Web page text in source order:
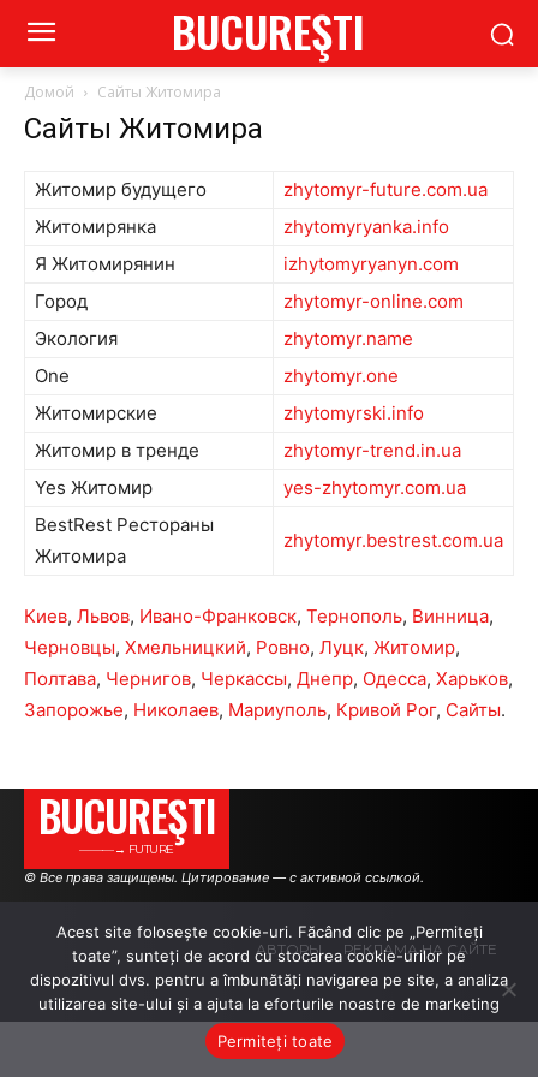
BUCUREŞTI
Домой Сайты Житомира
Сайты Житомира
Житомир будущего
zhytomyr-future.com.ua
Житомирянка
zhytomyryanka.info
Я Житомирянин
izhytomyryanyn.com
Город
zhytomyr-online.com
Экология
zhytomyr.name
One
zhytomyr.one
Житомирские
zhytomyrski.info
Житомир в тренде
zhytomyr-trend.in.ua
Yes Житомир
yes-zhytomyr.com.ua
BestRest Рестораны
Житомира
zhytomyr.bestrest.com.ua
Киев, Львов, Ивано-Франковск, Тернополь, Винница,
Черновцы, Хмельницкий, Ровно, Луцк, Житомир,
Полтава, Чернигов, Черкассы, Днепр, Одесса, Харьков,
Запорожье, Николаев, Мариуполь, Кривой Рог, Сайты.
BUCUREŞTI
———→ FUTURE
© Все права защищены. Цитирование — с активной ссылкой.
АВТОРЫ РЕКЛАМА НА САЙТЕ
Acest site folosește cookie-uri. Făcând clic pe „Permiteți
toate”, sunteți de acord cu stocarea cookie-urilor pe
dispozitivul dvs. pentru a îmbunătăți navigarea pe site, a analiza
utilizarea site-ului și a ajuta la eforturile noastre de marketing
Permiteți toate